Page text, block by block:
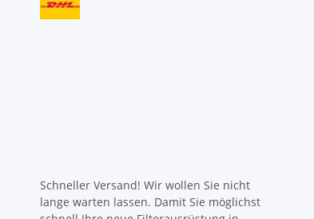
Schneller Versand! Wir wollen Sie nicht
lange warten lassen. Damit Sie möglichst